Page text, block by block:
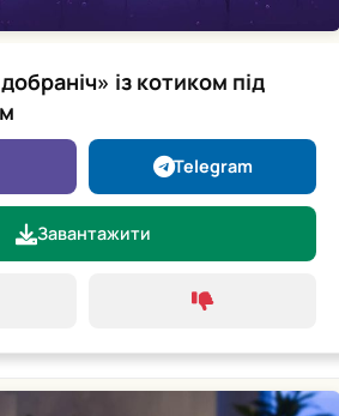
із котиком під
Telegram
Завантажити